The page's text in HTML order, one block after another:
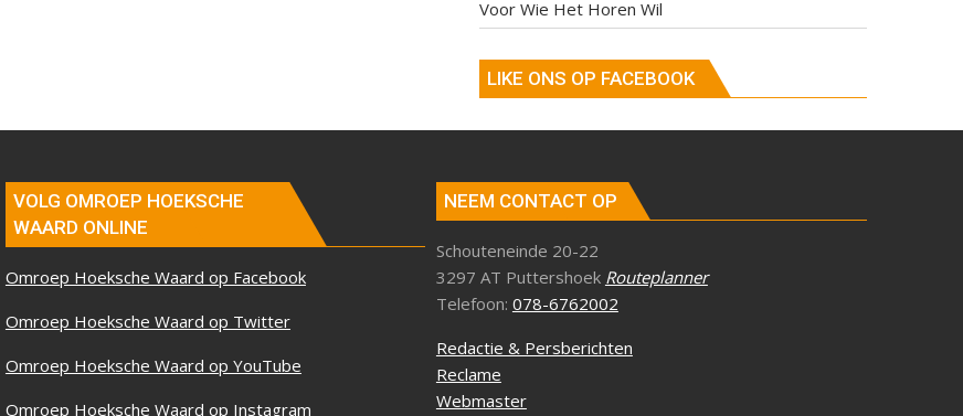
Voor Wie Het Horen Wil
LIKE ONS OP FACEBOOK
VOLG OMROEP HOEKSCHE
WAARD ONLINE
Omroep Hoeksche Waard op Facebook
Omroep Hoeksche Waard op Twitter
Omroep Hoeksche Waard op YouTube
Omroep Hoeksche Waard op Instagram
NEEM CONTACT OP
Schouteneinde 20-22
3297 AT Puttershoek Routeplanner
Telefoon: 078-6762002
Redactie & Persberichten
Reclame
Webmaster